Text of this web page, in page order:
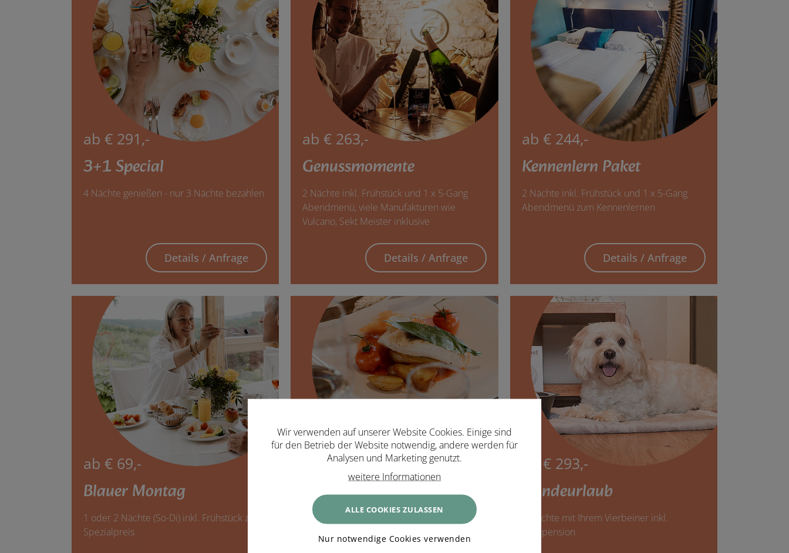
ab € 291,-
3+1 Special
4 Nächte genießen - nur 3 Nächte bezahlen
Details / Anfrage
ab € 263,-
Genussmomente
2 Nächte inkl. Frühstück und 1 x 5-Gang
Abendmenü, viele Manufakturen wie
Vulcano, Sekt Meister inklusive
Details / Anfrage
ab € 244,-
Kennenlern Paket
2 Nächte inkl. Frühstück und 1 x 5-Gang
Abendmenü zum Kennenlernen
Details / Anfrage
ab € 69,-
Blauer Montag
1 oder 2 Nächte (So-Di) inkl. Frühstück zum
Spezialpreis
ab € 334,-
Zeit für uns
2 Nächte inkl. Halbpension, Überwasser-
Sauna/Dampfbad Nutzung
ab € 293,-
Hundeurlaub
2 Nächte mit Ihrem Vierbeiner inkl.
Halbpension
Wir verwenden auf unserer Website Cookies. Einige sind
für den Betrieb der Website notwendig, andere werden für
Analysen und Marketing genutzt.
weitere Informationen
ALLE COOKIES ZULASSEN
Nur notwendige Cookies verwenden